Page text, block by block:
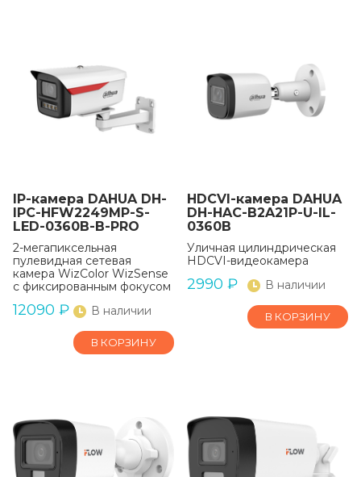
IP-камера DAHUA DH-
IPC-HFW2249MP-S-
LED-0360B-B-PRO
2-мегапиксельная
пулевидная сетевая
камера WizColor WizSense
с фиксированным фокусом
12090 ₽ В наличии
В КОРЗИНУ
HDCVI-камера DAHUA
DH-HAC-B2A21P-U-IL-
0360B
Уличная цилиндрическая
HDCVI-видеокамера
2990 ₽ В наличии
В КОРЗИНУ